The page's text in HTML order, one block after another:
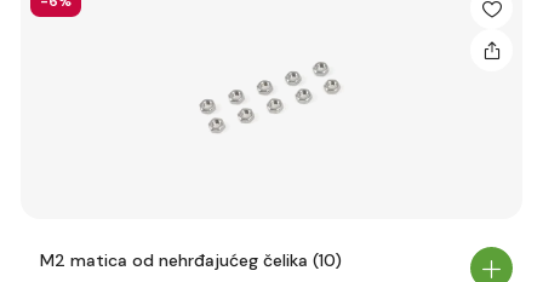
M2 matica od nehrđajućeg čelika (10)